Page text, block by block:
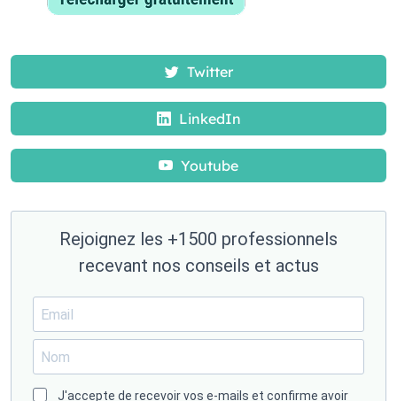
Twitter
LinkedIn
Youtube
Rejoignez les +1500 professionnels
recevant nos conseils et actus
J'accepte de recevoir vos e-mails et confirme avoir